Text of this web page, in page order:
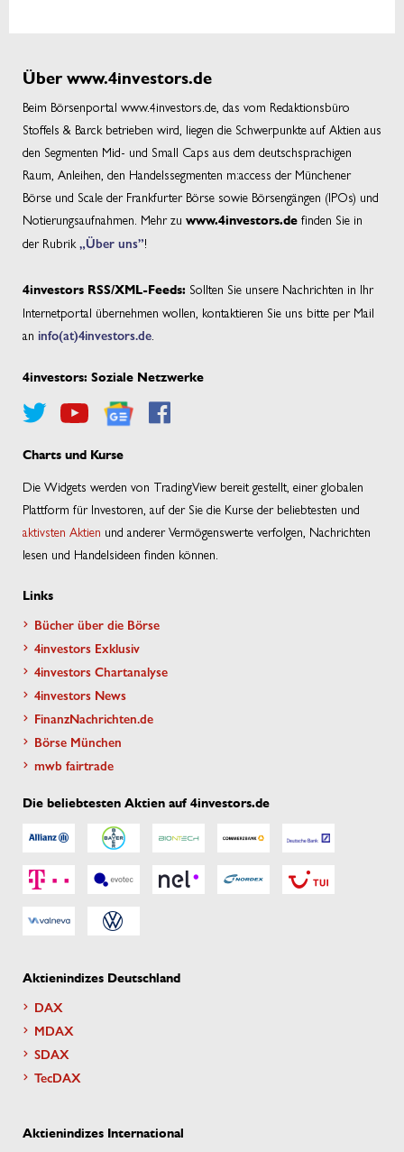
Über www.4investors.de
Beim Börsenportal www.4investors.de, das vom Redaktionsbüro
Stoffels & Barck betrieben wird, liegen die Schwerpunkte auf Aktien aus
den Segmenten Mid- und Small Caps aus dem deutschsprachigen
Raum, Anleihen, den Handelssegmenten m:access der Münchener
Börse und Scale der Frankfurter Börse sowie Börsengängen (IPOs) und
Notierungsaufnahmen. Mehr zu www.4investors.de finden Sie in
der Rubrik „Über uns”!
4investors RSS/XML-Feeds: Sollten Sie unsere Nachrichten in Ihr
Internetportal übernehmen wollen, kontaktieren Sie uns bitte per Mail
an info(at)4investors.de
4investors: Soziale Netzwerke
Charts und Kurse
Die Widgets werden von TradingView bereit gestellt, einer globalen
Plattform für Investoren, auf der Sie die Kurse der beliebtesten und
aktivsten Aktien und anderer Vermögenswerte verfolgen, Nachrichten
lesen und Handelsideen finden können.
Links
Bücher über die Börse
4investors Exklusiv
4investors Chartanalyse
4investors News
FinanzNachrichten.de
Börse München
mwb fairtrade
Die beliebtesten Aktien auf 4investors.de
Aktienindizes Deutschland
DAX
MDAX
SDAX
TecDAX
Aktienindizes International